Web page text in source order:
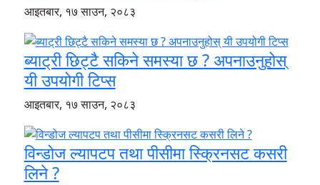
आइतबार, १७ साउन, २०८३
ब्याट्री छिट्टै सकिने समस्या छ ? अपनाउनुहोस्
यी उपयोगी टिप्स
आइतबार, १७ साउन, २०८३
विन्डोज ल्यापटप तथा पीसीमा स्क्रिनसट कसरी
लिने ?